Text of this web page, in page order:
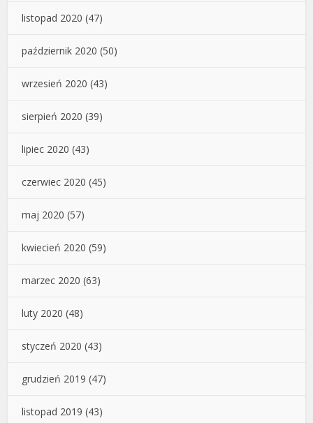
listopad 2020 (47)
październik 2020 (50)
wrzesień 2020 (43)
sierpień 2020 (39)
lipiec 2020 (43)
czerwiec 2020 (45)
maj 2020 (57)
kwiecień 2020 (59)
marzec 2020 (63)
luty 2020 (48)
styczeń 2020 (43)
grudzień 2019 (47)
listopad 2019 (43)